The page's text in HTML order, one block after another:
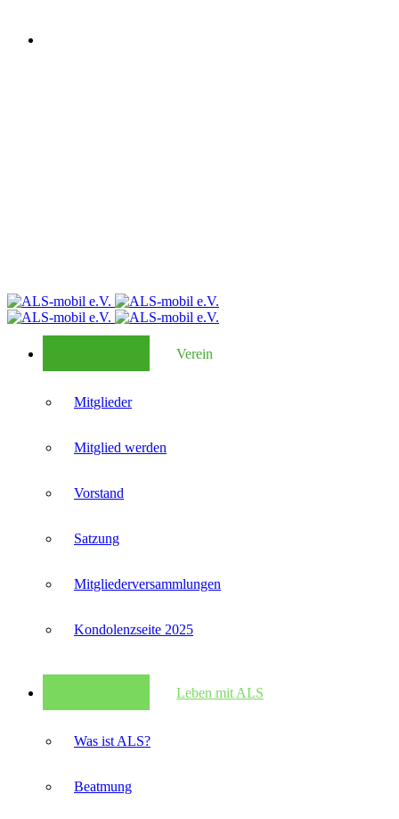
Verein
Mitglieder
Mitglied werden
Vorstand
Satzung
Mitglieder­versammlungen
Kondolenzseite 2025
Leben mit ALS
Was ist ALS?
Beatmung